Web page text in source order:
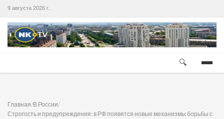
9 августа 2026 г.
🔍
Главная/В России/
Строгость и предупреждения: в РФ появятся новые механизмы борьбы с